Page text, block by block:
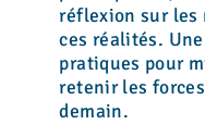
réflexion sur les
ces réalités.
pratiques pour
retenir les
demain.